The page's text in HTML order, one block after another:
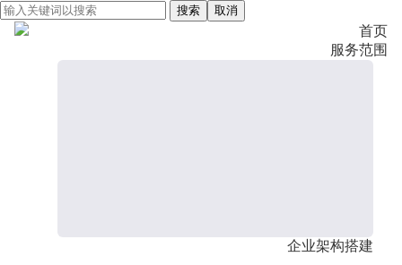
搜索 取消
首页
服务范围
企业架构搭建